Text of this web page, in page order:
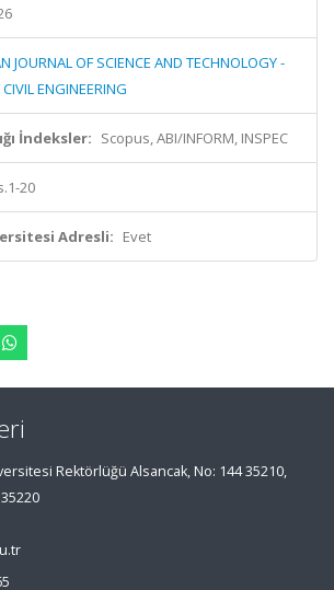
JOURNAL OF SCIENCE AND TECHNOLOGY -
ENGINEERING
İndeksler: Scopus, ABI/INFORM, INSPEC
20
Adresli: Evet
Rektörlüğü Alsancak, No: 144 35210,